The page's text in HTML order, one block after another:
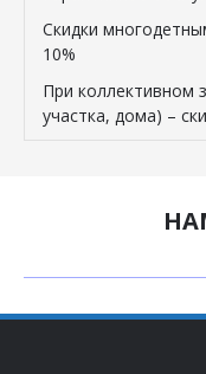
Скидки
10%
При коллективном
участка, дома) –